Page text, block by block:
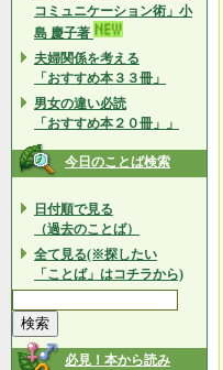
コミュニケーション術」小
島 慶子著
夫婦関係を考える
「おすすめ本３３冊」
男女の違い必読
「おすすめ本２０冊」」
今日のことば検索
日付順で見る
（過去のことば）
全て見る(※探したい
「ことば」はコチラから)
必見！本から読み